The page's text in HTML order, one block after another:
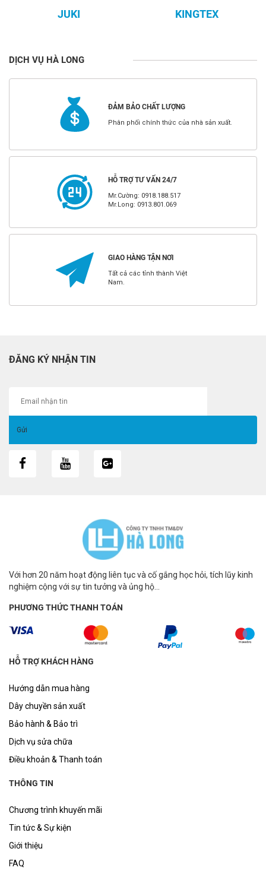
JUKI KINGTEX
DỊCH VỤ HÀ LONG
ĐẢM BẢO CHẤT LƯỢNG
Phân phối chính thức của nhà sản xuất.
HỖ TRỢ TƯ VẤN 24/7
Mr.Cường: 0918.188.517
Mr.Long: 0913.801.069
GIAO HÀNG TẬN NƠI
Tất cả các tỉnh thành Việt
Nam.
ĐĂNG KÝ NHẬN TIN
Với hơn 20 năm hoạt động liên tục và cố gắng học hỏi, tích lũy kinh
nghiệm cộng với sự tin tưởng và ủng hộ...
PHƯƠNG THỨC THANH TOÁN
HỖ TRỢ KHÁCH HÀNG
Hướng dẫn mua hàng
Dây chuyền sản xuất
Bảo hành & Bảo trì
Dịch vụ sửa chữa
Điều khoản & Thanh toán
THÔNG TIN
Chương trình khuyến mãi
Tin tức & Sự kiện
Giới thiệu
FAQ